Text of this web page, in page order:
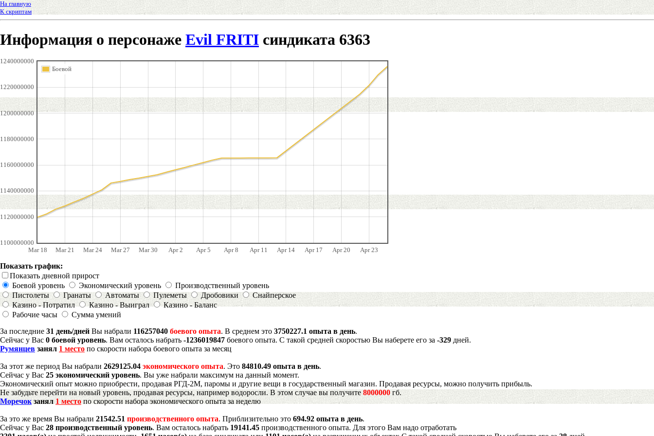
На главную
К скриптам
Информация о персонаже Evil FRITI синдиката 6363
Mar 18 Mar 21 Mar 24 Mar 27 Mar 30 Apr 2 Apr 5 Apr 8 Apr 11 Apr 14 Apr 17 Apr 20 Apr 23
1100000000
1120000000
1140000000
1160000000
1180000000
1200000000
1220000000
1240000000
Боевой
Показать график:
Показать дневной прирост
Боевой уровень
Экономический уровень
Производственный уровень
Пистолеты
Гранаты Автоматы Пулеметы Дробовики
Снайперское
Казино - Потратил
Казино - Выиграл
Казино - Баланс
Рабочие часы
Сумма умений
За последние 31 день/дней Вы набрали 116257040 боевого опыта. В среднем это 3750227.1 опыта в день.
Сейчас у Вас 0 боевой уровень. Вам осталось набрать -1236019847 боевого опыта. С такой средней скоростью Вы наберете его за -329 дней.
Румянцев занял 1 место по скорости набора боевого опыта за месяц
За этот же период Вы набрали 2629125.04 экономического опыта. Это 84810.49 опыта в день.
Сейчас у Вас 25 экономический уровень. Вы уже набрали максимум на данный момент.
Экономический опыт можно приобрести, продавая РГД-2М, паромы и другие вещи в государственный магазин. Продавая ресурсы, можно получить прибыль.
Не забудьте перейти на новый уровень, продавая ресурсы, например водоросли. В этом случае вы получите 8000000 гб.
Моречок занял 1 место по скорости набора экономического опыта за неделю
За это же время Вы набрали 21542.51 производственного опыта. Приблизительно это 694.92 опыта в день.
Сейчас у Вас 28 производственный уровень. Вам осталось набрать 19141.45 производственного опыта. Для этого Вам надо отработать